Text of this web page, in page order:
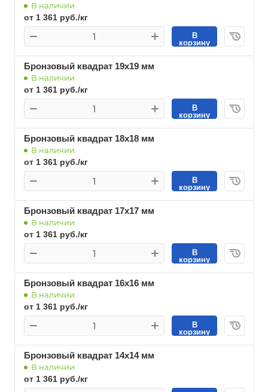
В наличии
от 1 361 руб./кг
В
корзину
Бронзовый квадрат 19х19 мм
В наличии
от 1 361 руб./кг
В
корзину
Бронзовый квадрат 18х18 мм
В наличии
от 1 361 руб./кг
В
корзину
Бронзовый квадрат 17х17 мм
В наличии
от 1 361 руб./кг
В
корзину
Бронзовый квадрат 16х16 мм
В наличии
от 1 361 руб./кг
В
корзину
Бронзовый квадрат 14х14 мм
В наличии
от 1 361 руб./кг